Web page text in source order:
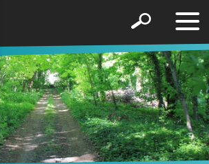
le
Afficher
formulaire
de
recherche